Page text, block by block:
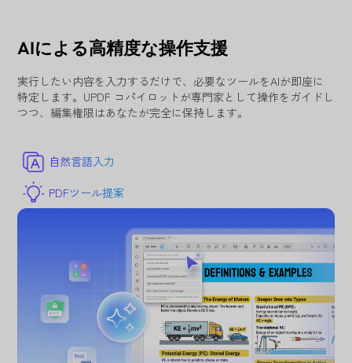
AIによる高精度な操作支援
実行したい内容を入力するだけで、必要なツールをAIが即座に
特定します。UPDF コパイロットが専門家として操作をガイドし
つつ、編集権限はあなたが完全に保持します。
自然言語入力
PDFツール提案